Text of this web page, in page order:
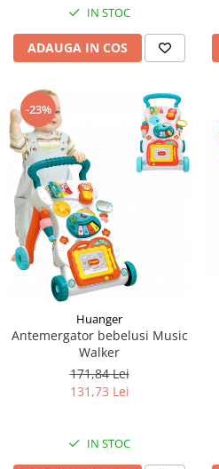
IN STOC
ADAUGA IN COS
-23%
Huanger
Antemergator bebelusi Music
Walker
171,84 Lei
131,73 Lei
IN STOC